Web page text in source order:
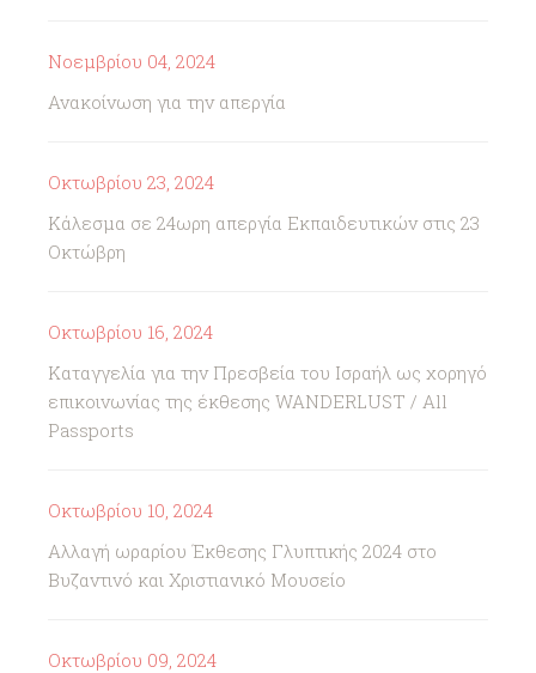
Νοεμβρίου 04, 2024
Ανακοίνωση για την απεργία
Οκτωβρίου 23, 2024
Κάλεσμα σε 24ωρη απεργία Εκπαιδευτικών στις 23
Οκτώβρη
Οκτωβρίου 16, 2024
Καταγγελία για την Πρεσβεία του Ισραήλ ως χορηγό
επικοινωνίας της έκθεσης WANDERLUST / All
Passports
Οκτωβρίου 10, 2024
Αλλαγή ωραρίου Έκθεσης Γλυπτικής 2024 στο
Βυζαντινό και Χριστιανικό Μουσείο
Οκτωβρίου 09, 2024